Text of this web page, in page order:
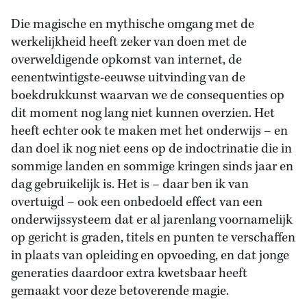
Die magische en mythische omgang met de
werkelijkheid heeft zeker van doen met de
overweldigende opkomst van internet, de
eenentwintigste-eeuwse uitvinding van de
boekdrukkunst waarvan we de consequenties op
dit moment nog lang niet kunnen overzien. Het
heeft echter ook te maken met het onderwijs – en
dan doel ik nog niet eens op de indoctrinatie die in
sommige landen en sommige kringen sinds jaar en
dag gebruikelijk is. Het is – daar ben ik van
overtuigd – ook een onbedoeld effect van een
onderwijssysteem dat er al jarenlang voornamelijk
op gericht is graden, titels en punten te verschaffen
in plaats van opleiding en opvoeding, en dat jonge
generaties daardoor extra kwetsbaar heeft
gemaakt voor deze betoverende magie.